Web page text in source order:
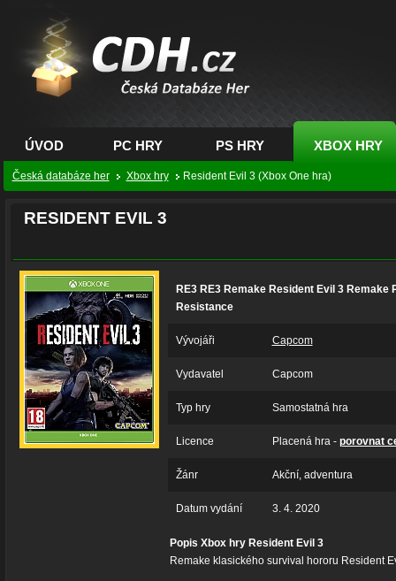
CDH.cz - hry na PC,
PS, XBOX - Česká
databáze her
ÚVOD PC HRY PS HRY XBOX HRY
Česká databáze her Xbox hry Resident Evil 3 (Xbox One hra)
RESIDENT EVIL 3
RE3 RE3 Remake Resident Evil 3 Remake
Resistance
Vývojáři Capcom
Vydavatel Capcom
Typ hry Samostatná hra
Licence Placená hra - porovnat
Žánr Akční, adventura
Datum vydání 3. 4. 2020
Popis Xbox hry Resident Evil 3
Remake klasického survival hororu Resident